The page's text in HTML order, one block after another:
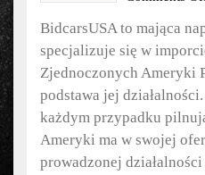
BidcarsUSA to mająca
specjalizuje się w
Zjednoczonych Ameryki
podstawa jej
każdym przypadku
Ameryki ma w swojej
prowadzonej